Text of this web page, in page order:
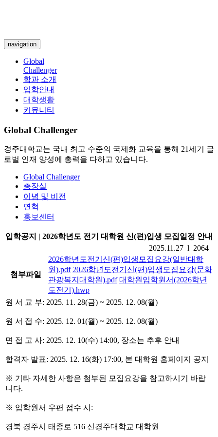
navigation
Global
Challenger
학과 소개
입학안내
대학생활
커뮤니티
Global Challenger
경주대학교는 국내 최고 수준의 국제화 교육을 통해 21세기 글
로벌 인재 양성에 총력을 다하고 있습니다.
Global Challenger
총장실
이념 및 비전
연혁
홍보센터
입학공지 | 2026학년도 전기 대학원 신(편)입생 모집일정 안내
2025.11.27 l 2064
첨부파일
2026학년도전기신(편)입생모집요강(일반대학
원).pdf 2026학년도전기신(편)입생모집요강(문화
관광복지대학원).pdf 대학원입학원서(2026학년
도전기).hwp
원 서 교 부: 2025. 11. 28(금) ~ 2025. 12. 08(월)
원 서 접 수: 2025. 12. 01(월) ~ 2025. 12. 08(월)
면 접 고 사: 2025. 12. 10(수) 14:00, 장소는 추후 안내
합격자 발표: 2025. 12. 16(화) 17:00, 본 대학원 홈페이지 공지
※ 기타 자세한 사항은 첨부된 모집요강을 참고하시기 바랍
니다.
※ 입학원서 우편 접수 시:
경북 경주시 태종로 516 신경주대학교 대학원